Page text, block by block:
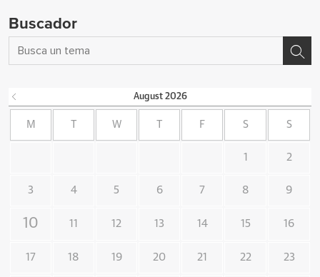
Buscador
August 2026
M W F S S
1 2
3 4 5 6 7 8 9
10 11 12 13 14 15 16
17 18 19 20 21 22 23